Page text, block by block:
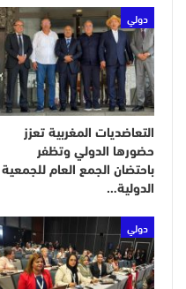
دولي
التعاضديات المغربية تعزز
حضورها الدولي وتظفر
باحتضان الجمع العام للجمعية
الدولية…
دولي